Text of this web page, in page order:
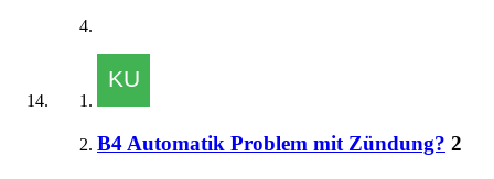
B4 Automatik Problem mit Zündung? 2